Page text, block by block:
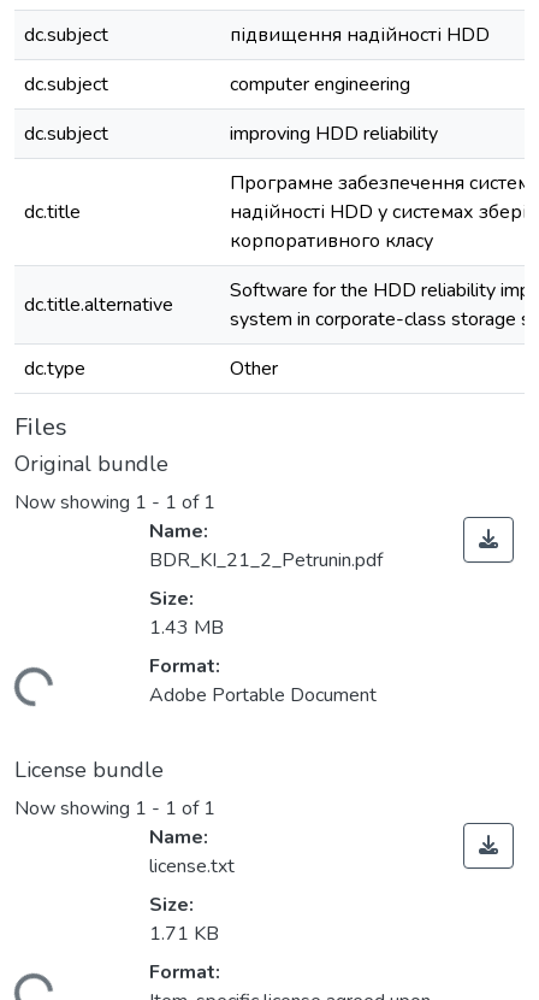
dc.subject
підвищення надійності HDD
dc.subject
computer engineering
dc.subject
improving HDD reliability
dc.title
Програмне забезпечення
надійності HDD у системах
корпоративного класу
dc.title.alternative
Software for the HDD reliability
system in corporate-class storage
dc.type
Other
Files
Original bundle
Now showing 1 - 1 of 1
Name:
BDR_KІ_21_2_Petrunin.pdf
Size:
1.43 MB
Format:
Adobe Portable Document
License bundle
Now showing 1 - 1 of 1
Name:
license.txt
Size:
1.71 KB
Format: